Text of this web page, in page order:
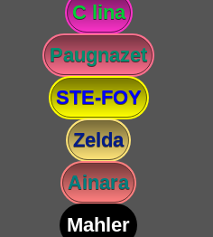
C lina
Paugnazet
STE-FOY
Zelda
Ainara
Mahler